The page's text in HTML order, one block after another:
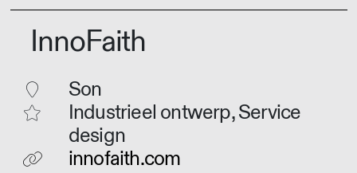
InnoFaith
Son
Industrieel ontwerp, Service
design
innofaith.com